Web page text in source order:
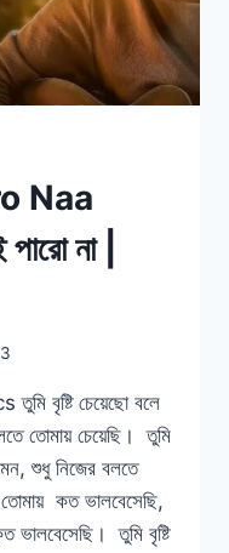
Naa
না |
বৃষ্টি চেয়েছো বলে
তোমায় চেয়েছি। তুমি
শুধু নিজের বলতে
কত ভালবেসেছি,
তুমি বৃষ্টি